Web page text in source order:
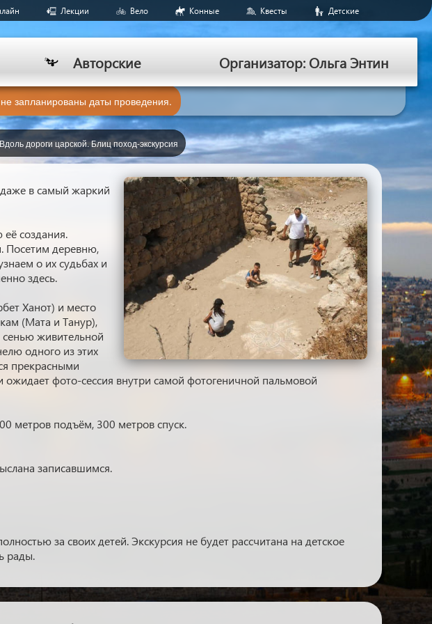
Лекции Вело Конные Квесты Детские
Авторские Организатор: Ольга Энтин
запланированы даты проведения.
Вдоль дороги царской. Блиц поход-экскурсия
в самый жаркий
создания.
Посетим деревню,
о их судьбах и
здесь.
Ханот) и место
(Мата и Танур),
живительной
одного из этих
прекрасными
фото-сессия внутри самой фотогеничной пальмовой
метров подъём, 300 метров спуск.
записавшимся.
за своих детей. Экскурсия не будет рассчитана на детское
рады.